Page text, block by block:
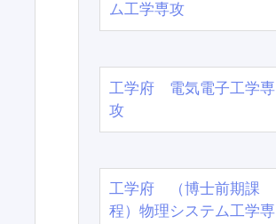
ム工学専攻
工学府 電気電子工学専
攻
工学府 （博士前期課
程）物理システム工学専